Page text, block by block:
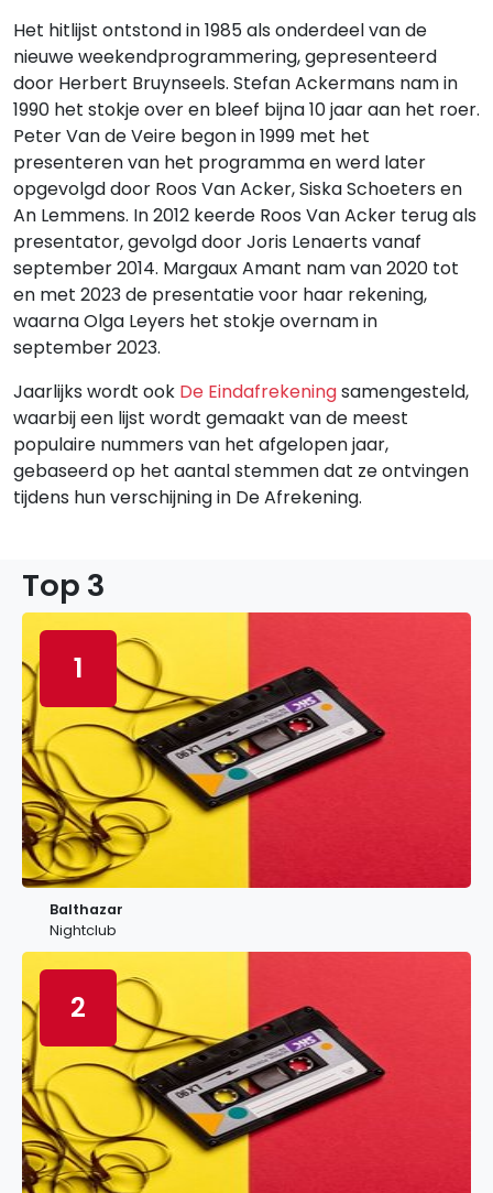
Het hitlijst ontstond in 1985 als onderdeel van de
nieuwe weekendprogrammering, gepresenteerd
door Herbert Bruynseels. Stefan Ackermans nam in
1990 het stokje over en bleef bijna 10 jaar aan het roer.
Peter Van de Veire begon in 1999 met het
presenteren van het programma en werd later
opgevolgd door Roos Van Acker, Siska Schoeters en
An Lemmens. In 2012 keerde Roos Van Acker terug als
presentator, gevolgd door Joris Lenaerts vanaf
september 2014. Margaux Amant nam van 2020 tot
en met 2023 de presentatie voor haar rekening,
waarna Olga Leyers het stokje overnam in
september 2023.
Jaarlijks wordt ook De Eindafrekeningsamengesteld,
waarbij een lijst wordt gemaakt van de meest
populaire nummers van het afgelopen jaar,
gebaseerd op het aantal stemmen dat ze ontvingen
tijdens hun verschijning in De Afrekening.
Top 3
1
Balthazar
Nightclub
2